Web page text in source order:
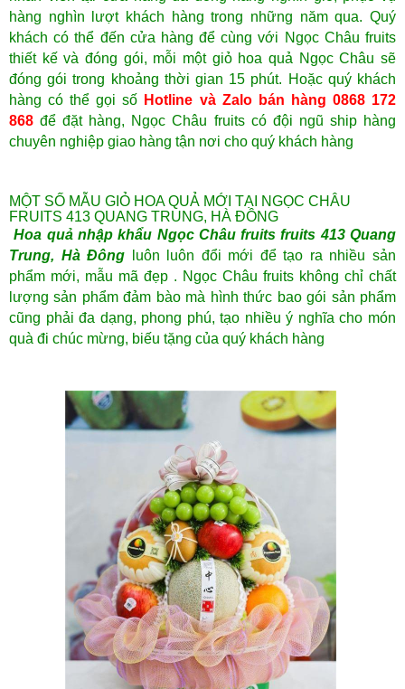
hàng nghìn lượt khách hàng trong những năm qua. Quý
khách có thể đến cửa hàng để cùng với Ngọc Châu fruits
thiết kế và đóng gói, mỗi một giỏ hoa quả Ngọc Châu sẽ
đóng gói trong khoảng thời gian 15 phút. Hoặc quý khách
hàng có thể gọi số Hotline và Zalo bán hàng 0868 172
868 để đặt hàng, Ngọc Châu fruits có đội ngũ ship hàng
chuyên nghiệp giao hàng tận nơi cho quý khách hàng
MỘT SỐ MẪU GIỎ HOA QUẢ MỚI TẠI NGỌC CHÂU
FRUITS 413 QUANG TRUNG, HÀ ĐÔNG
Hoa quả nhập khẩu Ngọc Châu fruitsfruits413 Quang
Trung, Hà Đông luôn luôn đổi mới để tạo ra nhiều sản
phẩm mới, mẫu mã đẹp . Ngọc Châu fruits không chỉ chất
lượng sản phẩm đảm bào mà hình thức bao gói sản phẩm
cũng phải đa dạng, phong phú, tạo nhiều ý nghĩa cho món
quà đi chúc mừng, biếu tặng của quý khách hàng